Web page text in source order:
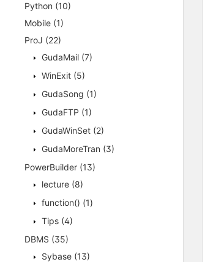
Python (10)
Mobile (1)
ProJ (22)
GudaMail (7)
WinExit (5)
GudaSong (1)
GudaFTP (1)
GudaWinSet (2)
GudaMoreTran (3)
PowerBuilder (13)
lecture (8)
function() (1)
Tips (4)
DBMS (35)
Sybase (13)